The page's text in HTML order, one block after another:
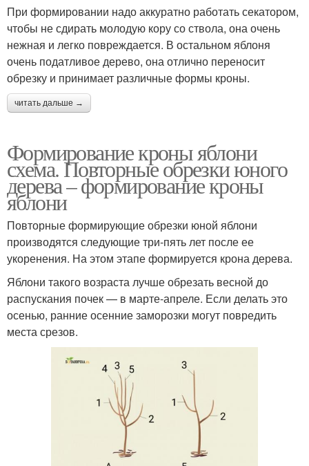
При формировании надо аккуратно работать секатором,
чтобы не сдирать молодую кору со ствола, она очень
нежная и легко повреждается. В остальном яблоня
очень податливое дерево, она отлично переносит
обрезку и принимает различные формы кроны.
читать дальше →
Формирование кроны яблони
схема. Повторные обрезки юного
дерева – формирование кроны
яблони
Повторные формирующие обрезки юной яблони
производятся следующие три-пять лет после ее
укоренения. На этом этапе формируется крона дерева.
Яблони такого возраста лучше обрезать весной до
распускания почек — в марте-апреле. Если делать это
осенью, ранние осенние заморозки могут повредить
места срезов.